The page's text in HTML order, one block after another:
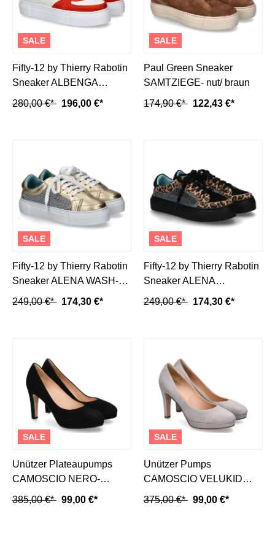
SALE
Fifty-12 by Thierry Rabotin
Sneaker ALBENGA
NAPPA NABUK- coral
280,00 €* 196,00 €*
SALE
Paul Green Sneaker
SAMTZIEGE- nut/ braun
174,90 €* 122,43 €*
SALE
Fifty-12 by Thierry Rabotin
Sneaker ALENA WASH-
argento/gold
249,00 €* 174,30 €*
SALE
Fifty-12 by Thierry Rabotin
Sneaker ALENA
CAMOSCIO- leoprint
249,00 €* 174,30 €*
SALE
Unützer Plateaupumps
CAMOSCIO NERO-
schwarz
385,00 €* 99,00 €*
SALE
Unützer Pumps
CAMOSCIO VELUKID
GREY (36½)
375,00 €* 99,00 €*